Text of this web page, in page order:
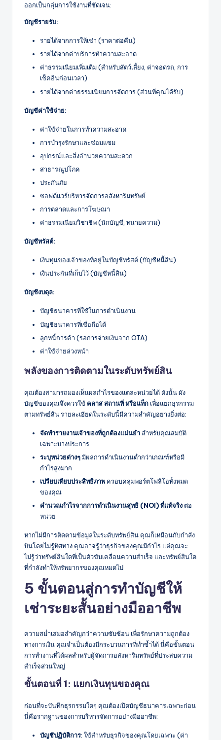
ออกเป็นกลุ่มการใช้งานที่ชัดเจน:
บัญชีรายรับ:
รายได้จากการให้เช่า (ราคาต่อคืน)
รายได้จากค่าบริการทำความสะอาด
ค่าธรรมเนียมเพิ่มเติม (สำหรับสัตว์เลี้ยง, ค่าจอดรถ, การ
เช็คอินก่อนเวลา)
รายได้จากค่าธรรมเนียมการจัดการ (ส่วนที่คุณได้รับ)
บัญชีค่าใช้จ่าย:
ค่าใช้จ่ายในการทำความสะอาด
การบำรุงรักษาและซ่อมแซม
อุปกรณ์และสิ่งอำนวยความสะดวก
สาธารณูปโภค
ประกันภัย
ซอฟต์แวร์บริหารจัดการอสังหาริมทรัพย์
การตลาดและการโฆษณา
ค่าธรรมเนียมวิชาชีพ (นักบัญชี, ทนายความ)
บัญชีทรัสต์:
เงินทุนของเจ้าของที่อยู่ในบัญชีทรัสต์ (บัญชีหนี้สิน)
เงินประกันที่เก็บไว้ (บัญชีหนี้สิน)
บัญชีงบดุล:
บัญชีธนาคารที่ใช้ในการดำเนินงาน
บัญชีธนาคารที่เชื่อถือได้
ลูกหนี้การค้า (รอการจ่ายเงินจาก OTA)
ค่าใช้จ่ายล่วงหน้า
พลังของการติดตามในระดับทรัพย์สิน
คุณต้องสามารถมองเห็นผลกำไรของแต่ละหน่วยได้ ดังนั้น ผัง
บัญชีของคุณจึงควรใช้ คลาส สถานที่ หรือแท็ก เพื่อแยกธุรกรรม
ตามทรัพย์สิน รายละเอียดในระดับนี้มีความสำคัญอย่างยิ่งต่อ:
จัดทำรายงานเจ้าของที่ถูกต้องแม่นยำสำหรับคุณสมบัติ
เฉพาะบางประการ
ระบุหน่วยต่างๆมีผลการดำเนินงานต่ำกว่าเกณฑ์หรือมี
กำไรสูงมาก
เปรียบเทียบประสิทธิภาพ ครอบคลุมพอร์ตโฟลิโอทั้งหมด
ของคุณ
คำนวณกำไรจากการดำเนินงานสุทธิ (NOI) ที่แท้จริง ต่อ
หน่วย
หากไม่มีการติดตามข้อมูลในระดับทรัพย์สิน คุณก็เหมือนกับกำลัง
บินโดยไม่รู้ทิศทาง คุณอาจรู้ว่าธุรกิจของคุณมีกำไร แต่คุณจะ
ไม่รู้ว่าทรัพย์สินใดที่เป็นตัวขับเคลื่อนความสำเร็จ และทรัพย์สินใด
ที่กำลังทำให้ทรัพยากรของคุณหมดไป
5 ขั้นตอนสู่การทำบัญชีให้
เช่าระยะสั้นอย่างมืออาชีพ
ความสม่ำเสมอสำคัญกว่าความซับซ้อน เพื่อรักษาความถูกต้อง
ทางการเงิน คุณจำเป็นต้องมีกระบวนการที่ทำซ้ำได้ นี่คือขั้นตอน
การทำงานที่ได้ผลสำหรับผู้จัดการอสังหาริมทรัพย์ที่ประสบความ
สำเร็จส่วนใหญ่
ขั้นตอนที่ 1: แยกเงินทุนของคุณ
ก่อนที่จะบันทึกธุรกรรมใดๆ คุณต้องเปิดบัญชีธนาคารเฉพาะก่อน
นี่คือรากฐานของการบริหารจัดการอย่างมืออาชีพ:
บัญชีปฏิบัติการ: ใช้สำหรับธุรกิจของคุณโดยเฉพาะ (ค่า